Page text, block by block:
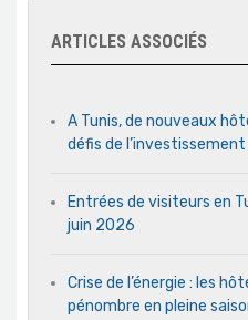
ARTICLES ASSOCIÉS
A Tunis, de nouveaux
défis de l’investissement
Entrées de visiteurs en
juin 2026
Crise de l’énergie : les
pénombre en pleine